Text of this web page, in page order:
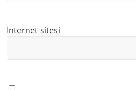
İnternet sitesi